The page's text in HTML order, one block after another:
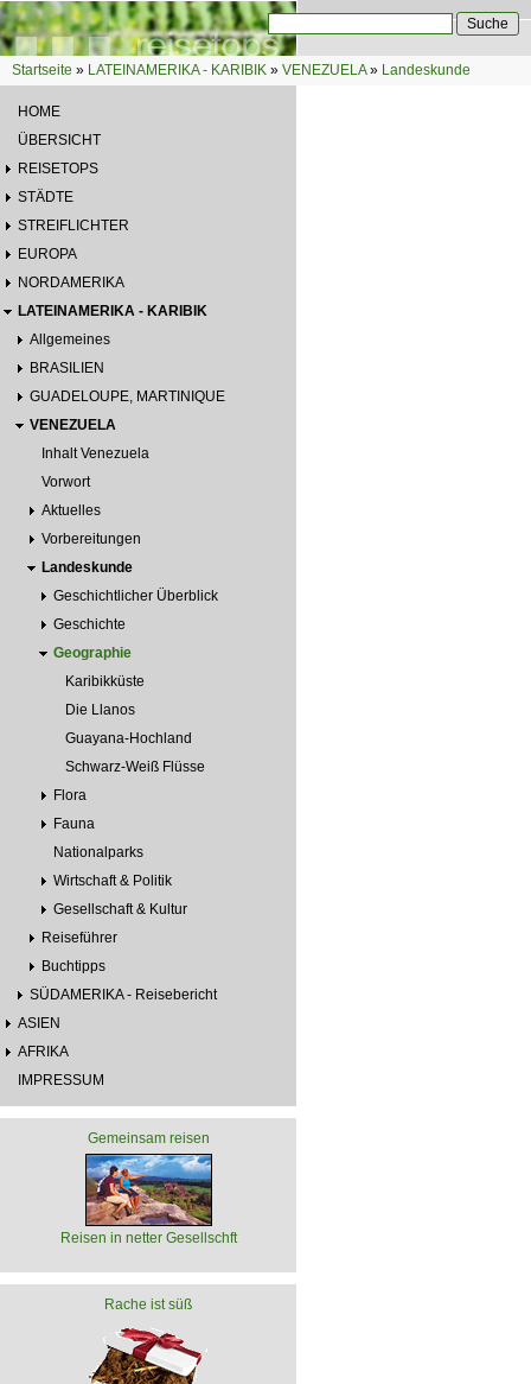
Direkt zum Inhalt
Suchformular
Sie sind hier
Startseite » LATEINAMERIKA - KARIBIK » VENEZUELA» Landeskunde
HOME
ÜBERSICHT
REISETOPS
STÄDTE
STREIFLICHTER
EUROPA
NORDAMERIKA
LATEINAMERIKA - KARIBIK
Allgemeines
BRASILIEN
GUADELOUPE, MARTINIQUE
VENEZUELA
Inhalt Venezuela
Vorwort
Aktuelles
Vorbereitungen
Landeskunde
Geschichtlicher Überblick
Geschichte
Geographie
Karibikküste
Die Llanos
Guayana-Hochland
Schwarz-Weiß Flüsse
Flora
Fauna
Nationalparks
Wirtschaft & Politik
Gesellschaft & Kultur
Reiseführer
Buchtipps
SÜDAMERIKA - Reisebericht
ASIEN
AFRIKA
IMPRESSUM
Gemeinsam reisen
Reisen in netter Gesellschft
Rache ist süß